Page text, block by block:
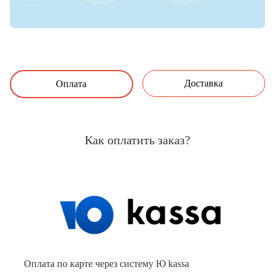
Оплата Доставка
Как оплатить заказ?
Оплата по карте через систему Ю kassa